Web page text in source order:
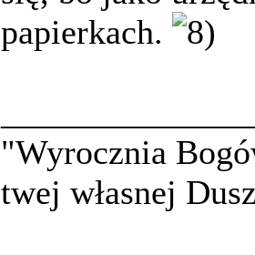
papierkach.
"Wyrocznia
twej własnej